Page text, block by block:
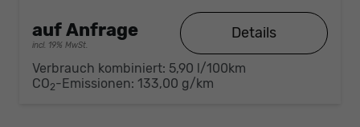
auf Anfrage
incl. 19% MwSt.
Details
Verbrauch kombiniert: 5,90 l/100km
CO2-Emissionen: 133,00 g/km